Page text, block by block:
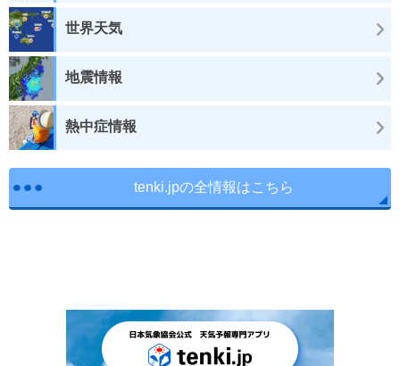
世界天気
地震情報
熱中症情報
tenki.jpの全情報はこちら